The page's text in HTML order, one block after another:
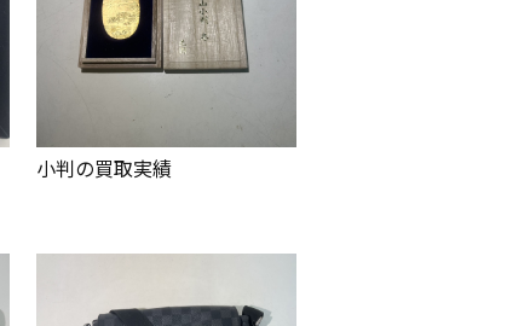
小判の買取実績